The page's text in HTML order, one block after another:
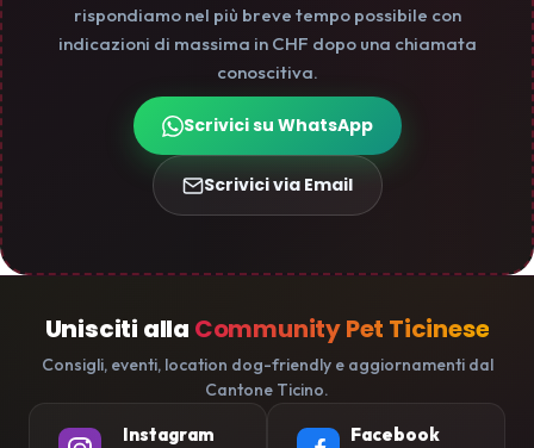
rispondiamo nel più breve tempo possibile con
indicazioni di massima in CHF dopo una chiamata
conoscitiva.
Scrivici su WhatsApp
Scrivici via Email
Unisciti alla Community Pet Ticinese
Consigli, eventi, location dog-friendly e aggiornamenti dal
Cantone Ticino.
Instagram Facebook